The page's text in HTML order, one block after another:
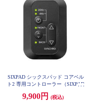
SIXPAD シックスパッド コアベル
ト2 専用コントローラー（SIXPAD
A
9,900円
(税込)